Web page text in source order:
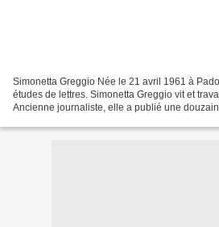
Simonetta Greggio Née le 21 avril 1961 à
études de lettres. Simonetta Greggio vit et
Ancienne journaliste, elle a publié une